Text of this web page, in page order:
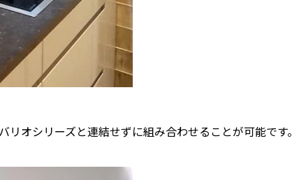
オシリーズと連結せずに組み合わせることが可能です。